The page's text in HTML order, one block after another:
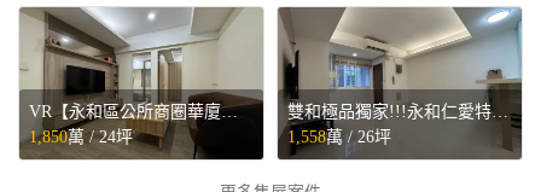
VR【永和區公所商圈華廈美3房】◕‿◕寓見忠杏 - 新北市永和區售屋
1,850萬 /24坪
雙和極品獨家!!!永和仁愛特區美3F◕‿◕寓見忠杏 - 新北市永和區售屋
1,558萬 / 26坪